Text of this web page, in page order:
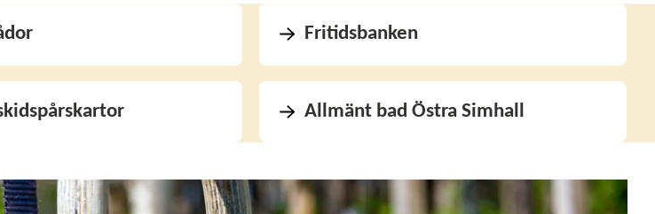
Fritidsbanken
Allmänt bad Östra Simhall